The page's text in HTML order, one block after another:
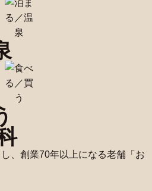
、創業70年以上になる老舗「お